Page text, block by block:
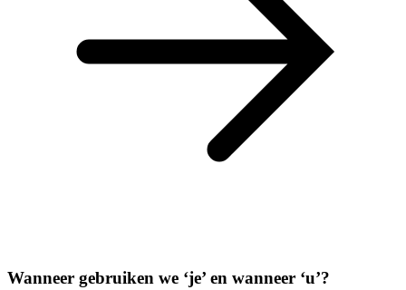
Wanneer gebruiken we ‘je’ en wanneer ‘u’?